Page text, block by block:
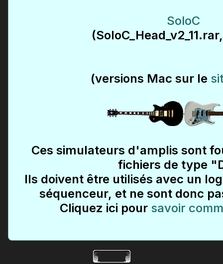
SoloC
(versions Mac sur le
Ces simulateurs d'amplis sont
fichiers de type
Ils doivent être utilisés avec un
séquenceur, et ne sont donc
Cliquez ici pour savoir